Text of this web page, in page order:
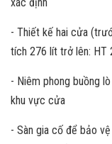
- Thiết kế hai cửa
tích 276 lít trở lên: HT
- Niêm phong buồng
khu vực cửa
- Sàn gia cố để bảo